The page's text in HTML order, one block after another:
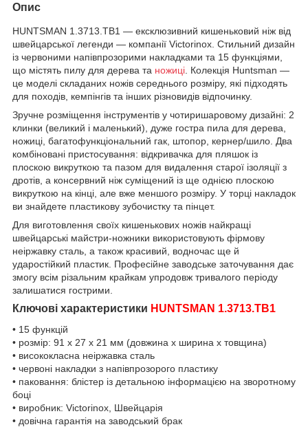
Опис
HUNTSMAN 1.3713.TB1 — ексклюзивний кишеньковий ніж від
швейцарської легенди — компанії Victorinox. Стильний дизайн
із червоними напівпрозорими накладками та 15 функціями,
що містять пилу для дерева та ножиці . Колекція Huntsman —
це моделі складаних ножів середнього розміру, які підходять
для походів, кемпінгів та інших різновидів відпочинку.
Зручне розміщення інструментів у чотиришаровому дизайні: 2
клинки (великий і маленький), дуже гостра пила для дерева,
ножиці, багатофункціональний гак, штопор, кернер/шило. Два
комбіновані пристосування: відкривачка для пляшок із
плоскою викруткою та пазом для видалення старої ізоляції з
дротів, а консервний ніж суміщений із ще однією плоскою
викруткою на кінці, але вже меншого розміру. У торці накладок
ви знайдете пластикову зубочистку та пінцет.
Для виготовлення своїх кишенькових ножів найкращі
швейцарські майстри-ножники використовують фірмову
неіржавку сталь, а також красивий, водночас ще й
ударостійкий пластик. Професійне заводське заточування дає
змогу всім різальним крайкам упродовж тривалого періоду
залишатися гострими.
Ключові характеристики HUNTSMAN 1.3713.TB1
• 15 функцій
• розмір: 91 х 27 х 21 мм (довжина х ширина х товщина)
• висококласна неіржавка сталь
• червоні накладки з напівпрозорого пластику
• паковання: блістер із детальною інформацією на зворотному
боці
• виробник: Victorinox, Швейцарія
• довічна гарантія на заводський брак